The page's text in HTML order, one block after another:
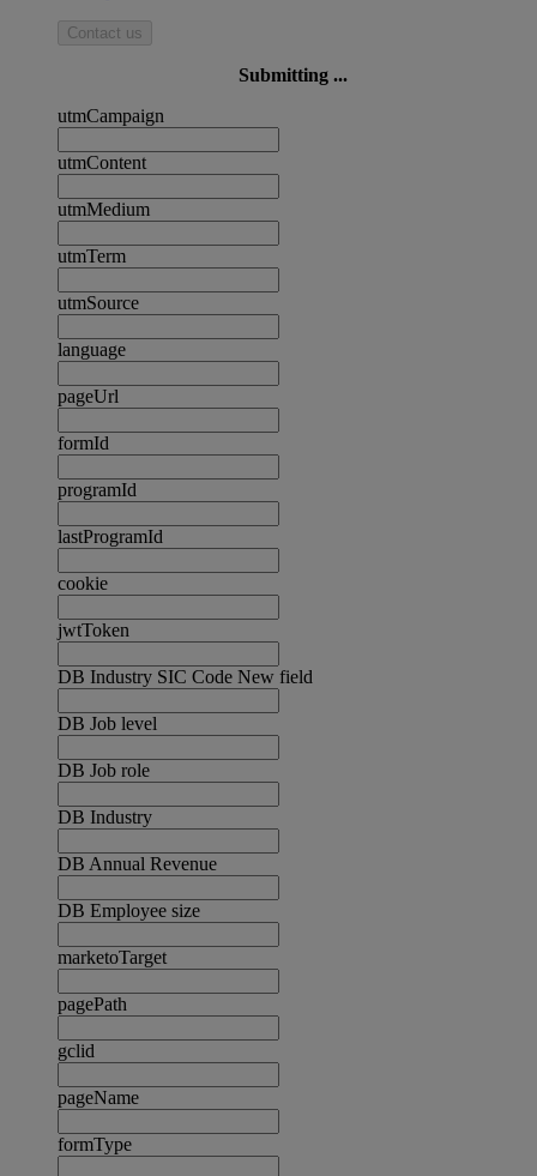
Contact us
Submitting ...
utmCampaign
utmContent
utmMedium
utmTerm
utmSource
language
pageUrl
formId
programId
lastProgramId
cookie
jwtToken
DB Industry SIC Code New field
DB Job level
DB Job role
DB Industry
DB Annual Revenue
DB Employee size
marketoTarget
pagePath
gclid
pageName
formType